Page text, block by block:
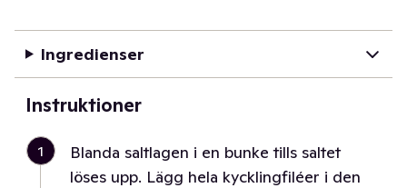
Ingredienser
Instruktioner
1
Blanda saltlagen i en bunke tills saltet
löses upp. Lägg hela kycklingfiléer i den